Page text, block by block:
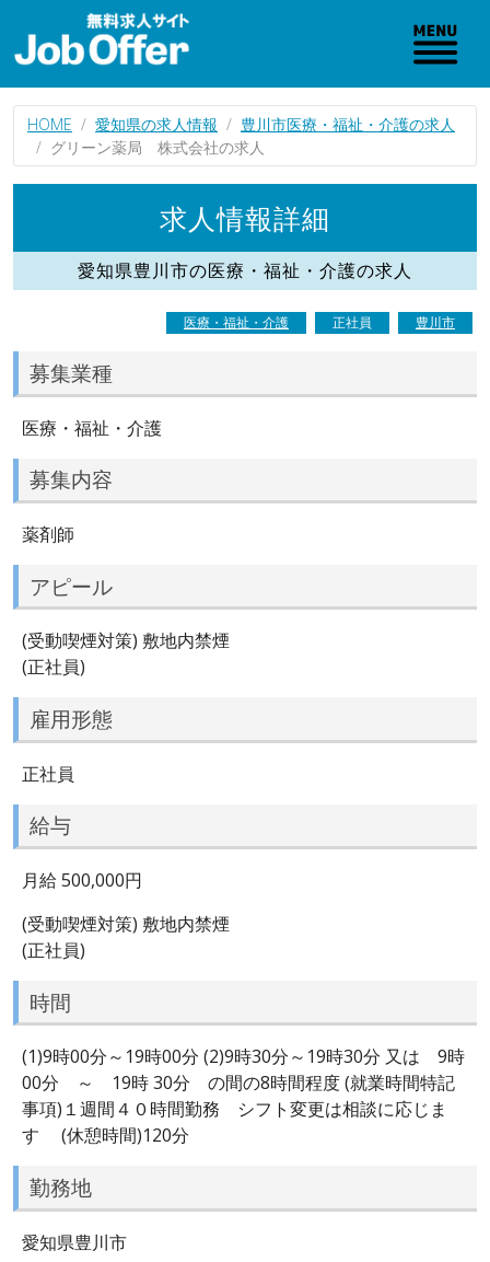
HOME 愛知県の求人情報
豊川市医療・福祉・介護の求人
グリーン薬局 株式会社の求人
求人情報詳細
愛知県豊川市の医療・福祉・介護の求人
医療・福祉・介護 正社員 豊川市
募集業種
医療・福祉・介護
募集内容
薬剤師
アピール
(受動喫煙対策) 敷地内禁煙
(正社員)
雇用形態
正社員
給与
月給 500,000円
(受動喫煙対策) 敷地内禁煙
(正社員)
時間
(1)9時00分～19時00分 (2)9時30分～19時30分 又は 9時
00分 ～ 19時 30分 の間の8時間程度 (就業時間特記
事項)１週間４０時間勤務 シフト変更は相談に応じま
す (休憩時間)120分
勤務地
愛知県豊川市